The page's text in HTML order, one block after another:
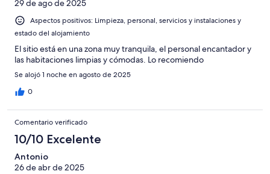
Normal
Mediocre
de29 de ago de 2025
Aspectos positivos: Limpieza, personal, servicios y instalaciones y
estado del alojamiento
El sitio está en una zona muy tranquila, el personal encantador y
las habitaciones limpias y cómodas. Lo recomiendo
Se alojó 1 noche en agosto de 2025
0
Comentario verificado
10/10 Excelente
Antonio
26 de abr de 2025